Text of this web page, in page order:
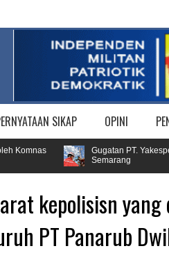
SIKAP OPINI
Gugatan PT. Yakespena
Semarang
kepolisisn
PT Panarub